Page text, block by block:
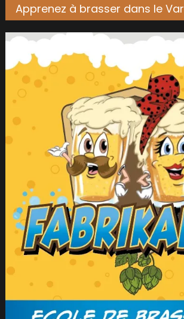
Apprenez à brasser dans le Var